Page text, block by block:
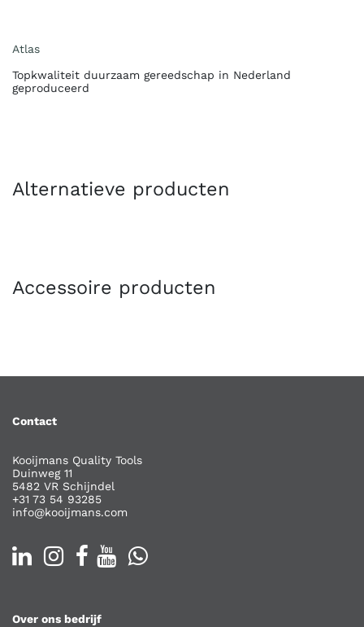
Atlas
Topkwaliteit duurzaam gereedschap in Nederland
geproduceerd
Alternatieve producten
Accessoire producten
Contact
Kooijmans Quality Tools
Duinweg 11
5482 VR Schijndel
+31 73 54 93285
info@kooijmans.com
Over ons bedrijf